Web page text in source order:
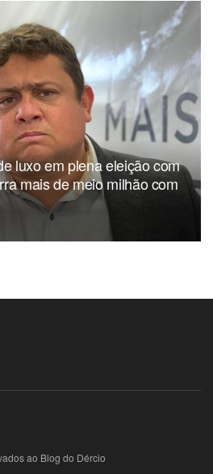
luxo em plena eleição com
mais de meio milhão com
ao Blog do Dércio